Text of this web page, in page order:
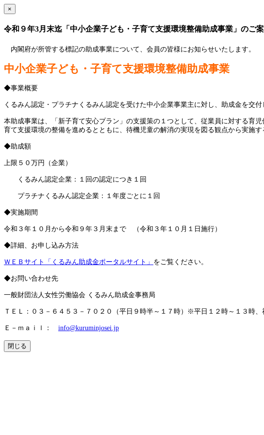
×
令和９年3月末迄「中小企業子ども・子育て支援環境整備助成事業」のご
内閣府が所管する標記の助成事業について、会員の皆様にお知らせいたします。
中小企業子ども・子育て支援環境整備助成事業
◆事業概要
くるみん認定・プラチナくるみん認定を受けた中小企業事業主に対し、助成金を交付
本助成事業は、「新子育て安心プラン」の支援策の１つとして、従業員に対する育
育て支援環境の整備を進めるとともに、待機児童の解消の実現を図る観点から実施す
◆助成額
上限５０万円（企業）
くるみん認定企業：１回の認定につき１回
プラチナくるみん認定企業：１年度ごとに１回
◆実施期間
令和３年１０月から令和９年３月末まで （令和３年１０月１日施行）
◆詳細、お申し込み方法
ＷＥＢサイト「くるみん助成金ポータルサイト」 をご覧ください。
◆お問い合わせ先
一般財団法人女性労働協会 くるみん助成金事務局
ＴＥＬ：０３－６４５３－７０２０（平日９時半～１７時） ※平日１２時～１３時、
Ｅ－ｍａｉｌ： info@kuruminjosei.jp
閉じる